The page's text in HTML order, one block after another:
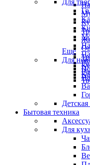
Для
Еще
Для
Бытовая техника
Для